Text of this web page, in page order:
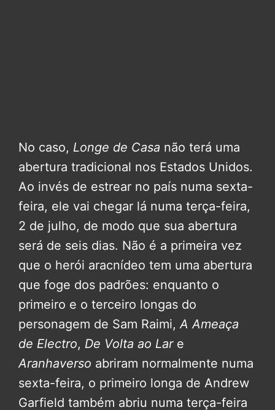
No caso, Longe de Casa não terá uma
abertura tradicional nos Estados Unidos.
Ao invés de estrear no país numa sexta-
feira, ele vai chegar lá numa terça-feira,
2 de julho, de modo que sua abertura
será de seis dias. Não é a primeira vez
que o herói aracnídeo tem uma abertura
que foge dos padrões: enquanto o
primeiro e o terceiro longas do
personagem de Sam Raimi,A Ameaça
de Electro, De Volta ao Lare
Aranhaverso abriram normalmente numa
sexta-feira, o primeiro longa de Andrew
Garfield também abriu numa terça-feira